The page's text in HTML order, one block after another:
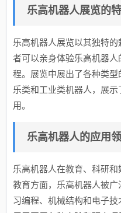
乐高机器人展览的
乐高机器人展览以其独特
者可以亲身体验乐高机器
程。展览中展出了各种类
乐类和工业类机器人，展
用。
乐高机器人的应用
乐高机器人在教育、科研
教育方面，乐高机器人被
习编程、机械结构和电子